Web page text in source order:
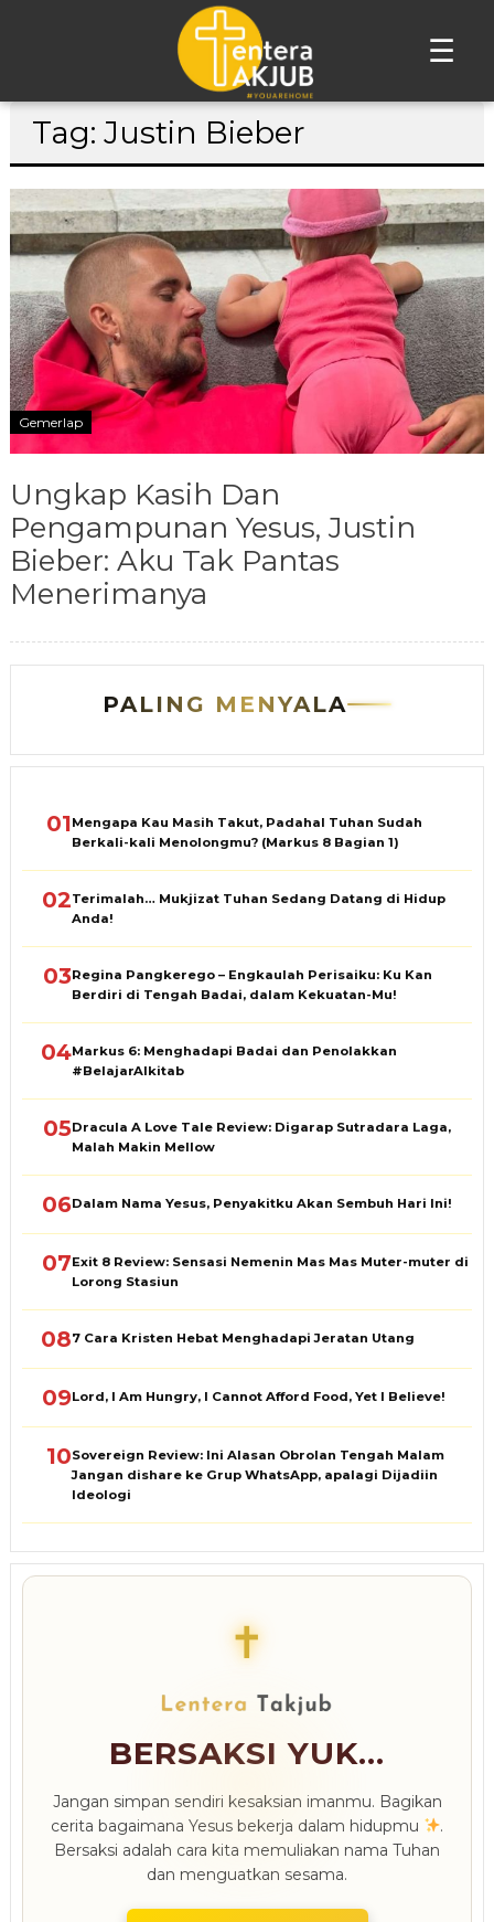
☰
Lompat
Tag: Justin Bieber
Gemerlap
Ungkap Kasih Dan
Pengampunan Yesus, Justin
Bieber: Aku Tak Pantas
Menerimanya
PALING MENYALA
01Mengapa Kau Masih Takut, Padahal Tuhan Sudah
Berkali-kali Menolongmu? (Markus 8 Bagian 1)
02Terimalah… Mukjizat Tuhan Sedang Datang di Hidup
Anda!
03Regina Pangkerego – Engkaulah Perisaiku: Ku Kan
Berdiri di Tengah Badai, dalam Kekuatan-Mu!
04Markus 6: Menghadapi Badai dan Penolakkan
#BelajarAlkitab
05Dracula A Love Tale Review: Digarap Sutradara Laga,
Malah Makin Mellow
06Dalam Nama Yesus, Penyakitku Akan Sembuh Hari Ini!
07Exit 8 Review: Sensasi Nemenin Mas Mas Muter-muter di
Lorong Stasiun
087 Cara Kristen Hebat Menghadapi Jeratan Utang
09Lord, I Am Hungry, I Cannot Afford Food, Yet I Believe!
10Sovereign Review: Ini Alasan Obrolan Tengah Malam
Jangan dishare ke Grup WhatsApp, apalagi Dijadiin
Ideologi
✝
BERSAKSI YUK...
Jangan simpan sendiri kesaksian imanmu. Bagikan
cerita bagaimana Yesus bekerja dalam hidupmu
.
Bersaksi adalah cara kita memuliakan nama Tuhan
dan menguatkan sesama.